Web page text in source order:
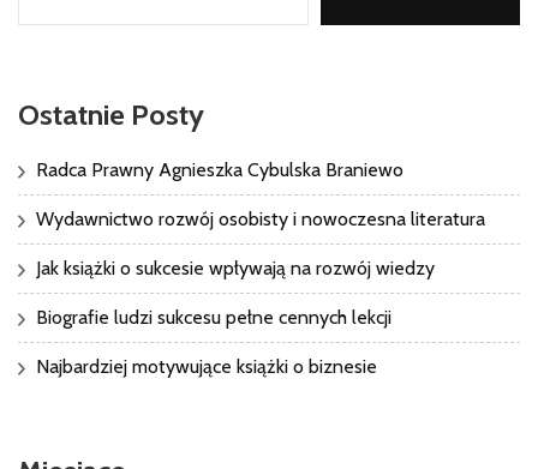
Ostatnie Posty
Radca Prawny Agnieszka Cybulska Braniewo
Wydawnictwo rozwój osobisty i nowoczesna literatura
Jak książki o sukcesie wpływają na rozwój wiedzy
Biografie ludzi sukcesu pełne cennych lekcji
Najbardziej motywujące książki o biznesie